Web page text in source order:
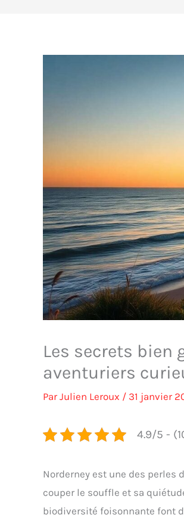
Les secrets bien
aventuriers
ParJulien Leroux / 31 janvier
4.9/5 -
Norderney est une des perles
couper le souffle et sa
biodiversité foisonnante font